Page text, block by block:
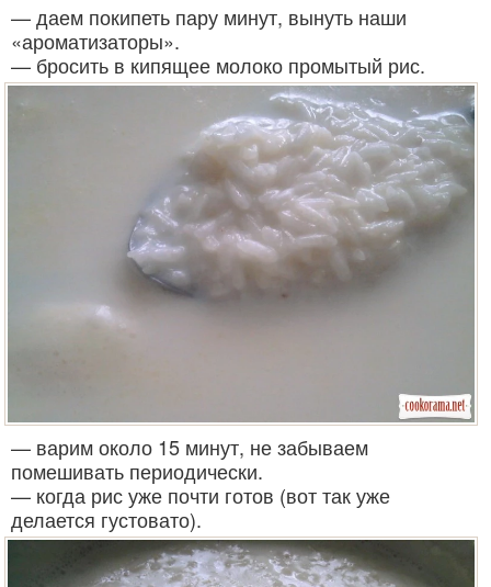
— даем покипеть пару минут, вынуть наши
«ароматизаторы».
— бросить в кипящее молоко промытый рис.
— варим около 15 минут, не забываем
помешивать периодически.
— когда рис уже почти готов (вот так уже
делается густовато).